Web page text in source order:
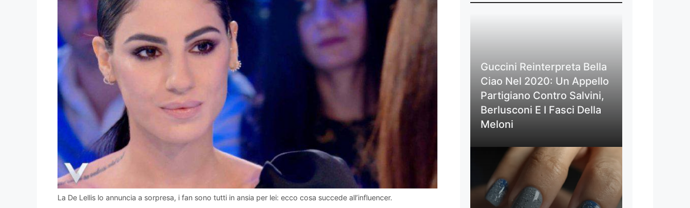
La De Lellis lo annuncia a sorpresa, i fan sono tutti in ansia per lei: ecco cosa succede all’influencer.
Guccini Reinterpreta Bella
Ciao Nel 2020: Un Appello
Partigiano Contro Salvini,
Berlusconi E I Fasci Della
Meloni